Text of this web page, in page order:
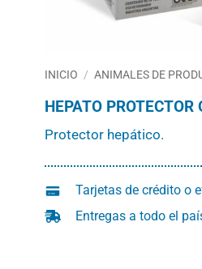
INICIO / ANIMALES DE
HEPATO PROTECTOR
Protector hepático.
Tarjetas de crédito o
Entregas a todo el